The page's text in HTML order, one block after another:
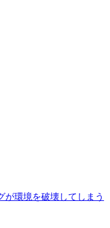
が環境を破壊してしまう